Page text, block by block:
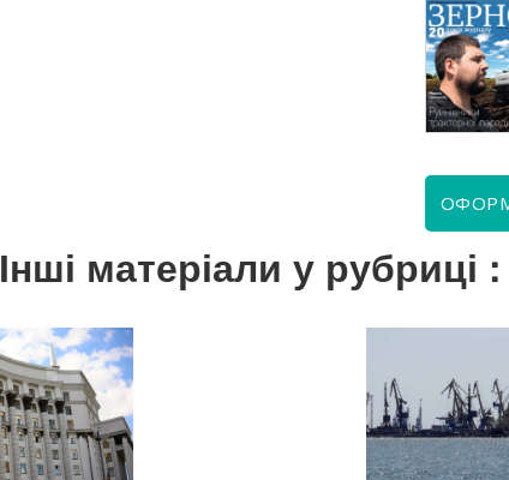
Інші матеріали у рубриці :